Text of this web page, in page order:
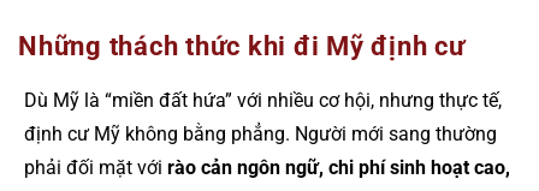
Những thách thức khi đi Mỹ định cư
Dù Mỹ là “miền đất hứa” với nhiều cơ hội, nhưng thực tế,
định cư Mỹ không bằng phẳng. Người mới sang thường
phải đối mặt với rào cản ngôn ngữ, chi phí sinh hoạt cao,